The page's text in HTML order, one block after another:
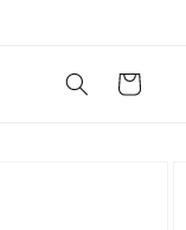
Indkøbskurv